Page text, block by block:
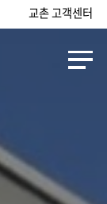
교촌 고객센터